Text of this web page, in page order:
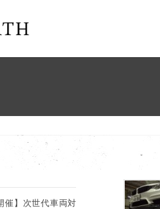
催】次世代車両対